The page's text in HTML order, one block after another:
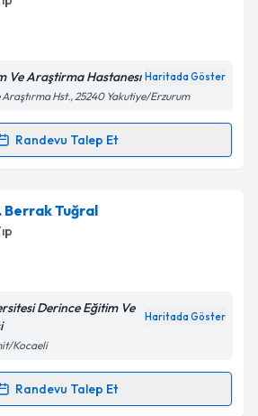
e-posta ile bilgilendireceğiz.
işlenmesine ilişkin
ve kişisel verilerimin belirtilen
Talebini Gönder
Ve Araştirma Hastanesı Haritada Göster
Hst., 25240 Yakutiye/Erzurum
Randevu Talep Et
Talebi
için randevu takvimi talebi
uzmandan randevu almanız için bir
e-posta ile bilgilendireceğiz.
işlenmesine ilişkinAydınlatma
ve kişisel verilerimin belirtilen
kabul ediyorum.
Berrak Tuğral
Derince Eğitim Ve
Haritada Göster
Kocaeli
Randevu Talep Et
Talebi